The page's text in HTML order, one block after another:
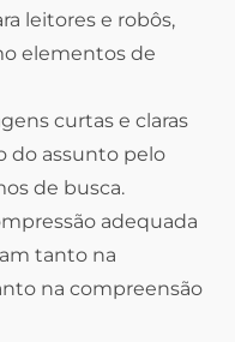
leitores e robôs,
elementos de
curtas e claras
do assunto pelo
de busca.
adequada
tanto na
na compreensão